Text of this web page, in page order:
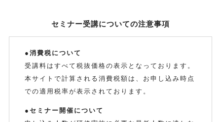
セミナー受講についての注意事項
●消費税について
受講料はすべて税抜価格の表示となっております。
本サイトで計算される消費税額は、お申し込み時点
での適用税率が表示されております。
●セミナー開催について